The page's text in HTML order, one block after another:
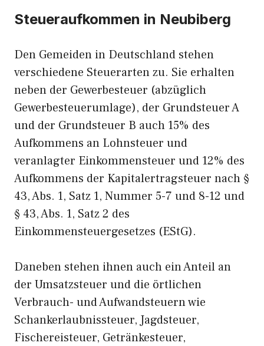
Steueraufkommen in Neubiberg
Den Gemeiden in Deutschland stehen
verschiedene Steuerarten zu. Sie erhalten
neben der Gewerbesteuer (abzüglich
Gewerbesteuerumlage), der Grundsteuer A
und der Grundsteuer B auch 15% des
Aufkommens an Lohnsteuer und
veranlagter Einkommensteuer und 12% des
Aufkommens der Kapitalertragsteuer nach §
43, Abs. 1, Satz 1, Nummer 5-7 und 8-12 und
§ 43, Abs. 1, Satz 2 des
Einkommensteuergesetzes (EStG).
Daneben stehen ihnen auch ein Anteil an
der Umsatzsteuer und die örtlichen
Verbrauch- und Aufwandsteuern wie
Schankerlaubnissteuer, Jagdsteuer,
Fischereisteuer, Getränkesteuer,